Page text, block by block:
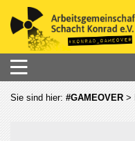
Sie sind hier: #GAMEOVER >